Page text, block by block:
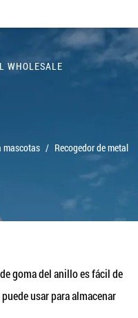
WHOLESALE
mascotas / Recogedor de metal
goma del anillo es fácil de
usar para almacenar